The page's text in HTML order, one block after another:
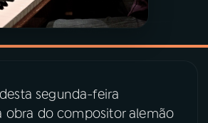
segunda-feira
obra do compositor alemão